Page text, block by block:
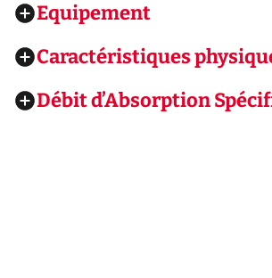
Equipement
Caractéristiques
Débit d’Absorption